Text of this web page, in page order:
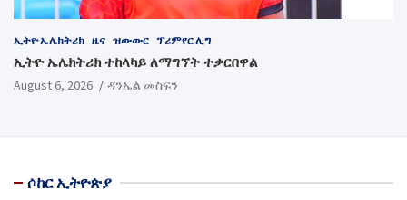
ኢትዮ ኤሌክትሪክ ዜና ዝውውር ፕሪምየር ሊግ
ኢትዮ ኤሌክትሪክ ተከላካይ ለማግኘት ተቃርበዋል
August 6, 2026 ዳንኤል መስፍን
ሶከር ኢትዮጵያ